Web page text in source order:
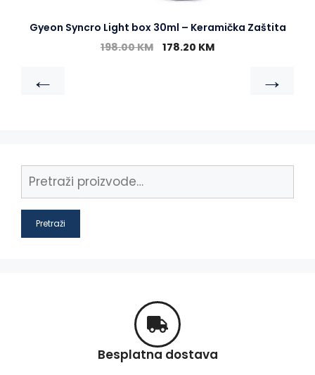
Gyeon Syncro Light box 30ml – Keramička Zaštita
198.00KM 178.20 KM
← →
Pretraži
Besplatna dostava